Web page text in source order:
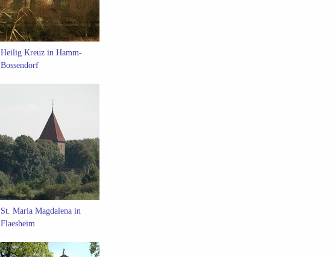
Heilig Kreuz in Hamm-
Bossendorf
St. Maria Magdalena in
Flaesheim